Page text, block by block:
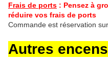
Frais de ports : Pensez à
réduire vos frais de ports
Commande est réservation
Autres